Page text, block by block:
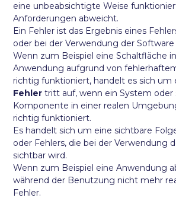
eine unbeabsichtigte Weise
Anforderungen abweicht.
Ein Fehler ist das Ergebnis eines
oder bei der Verwendung der
Wenn zum Beispiel eine Schaltfläche
Anwendung aufgrund von
richtig funktioniert, handelt es sich um
Fehlertritt auf, wenn ein System oder
Komponente in einer realen
richtig funktioniert.
Es handelt sich um eine sichtbare
oder Fehlers, die bei der Verwendung
sichtbar wird.
Wenn zum Beispiel eine Anwendung
während der Benutzung nicht mehr
Fehler.